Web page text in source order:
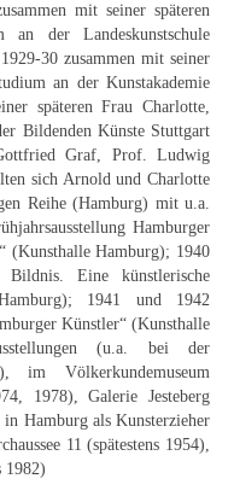
mit seiner späteren
der Landeskunstschule
30 zusammen mit seiner
an der Kunstakademie
späteren Frau Charlotte,
Bildenden Künste Stuttgart
Graf, Prof. Ludwig
sich Arnold und Charlotte
Reihe (Hamburg) mit u.a.
Hamburger
(Kunsthalle Hamburg); 1940
Eine künstlerische
1941 und 1942
Künstler“ (Kunsthalle
(u.a. bei der
im Völkerkundemuseum
1978), Galerie Jesteberg
Hamburg als Kunsterzieher
11 (spätestens 1954),
1982)